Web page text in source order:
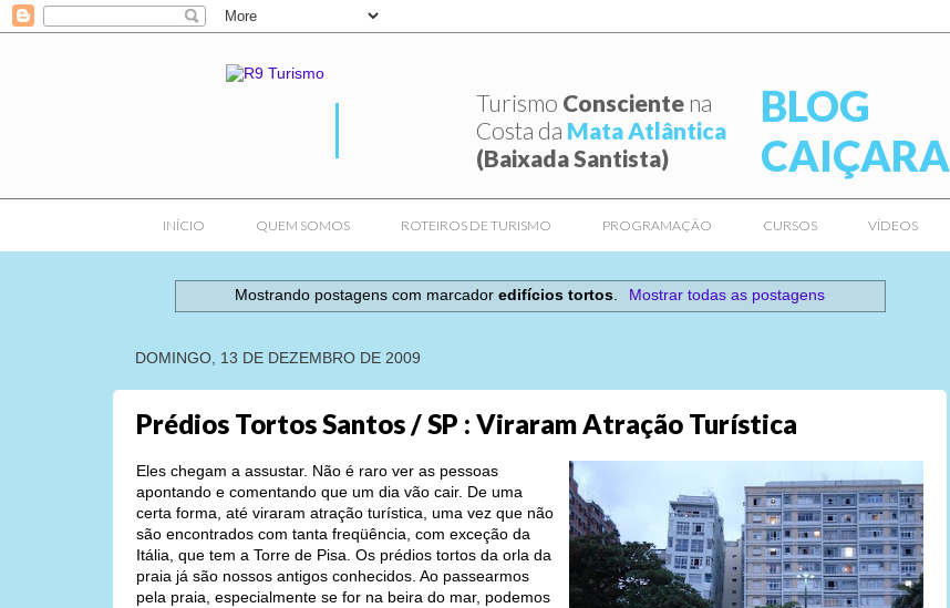
Turismo Consciente na
Costa da Mata Atlântica
(Baixada Santista)
BLOG
CAIÇARA
INÍCIO QUEM SOMOS ROTEIROS DE TURISMO PROGRAMAÇÃO CURSOS VÍDEOS
Mostrando postagens com marcadoredifícios tortos Mostrar todas as postagens
DOMINGO, 13 DE DEZEMBRO DE 2009
Prédios Tortos Santos / SP : Viraram Atração Turística
Eles chegam a assustar. Não é raro ver as pessoas
apontando e comentando que um dia vão cair. De uma
certa forma, até viraram atração turística, uma vez que não
são encontrados com tanta freqüência, com exceção da
Itália, que tem a Torre de Pisa. Os prédios tortos da orla da
praia já são nossos antigos conhecidos. Ao passearmos
pela praia, especialmente se for na beira do mar, podemos